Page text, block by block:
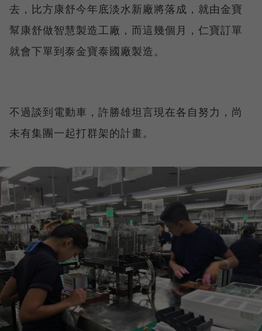
去，比方康舒今年底淡水新廠將落成，就由金寶
幫康舒做智慧製造工廠，而這幾個月，仁寶訂單
就會下單到泰金寶泰國廠製造。
不過談到電動車，許勝雄坦言現在各自努力，尚
未有集團一起打群架的計畫。